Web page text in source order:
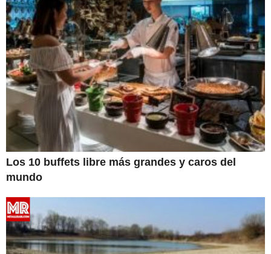
Los 10 buffets libre más grandes y caros del
mundo